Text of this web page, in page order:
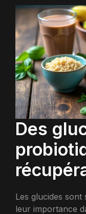
Des
Les glucides sont
leur importance